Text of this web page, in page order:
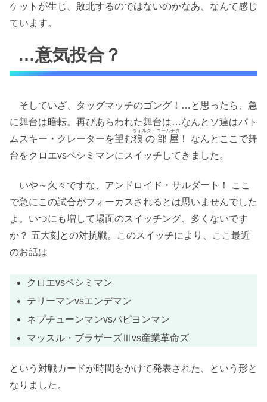
ケットが生じ、敗北するのではないのかなあ、なんて感じ
ています。
…意気投合？
そしていざ、タッグマッチのゴング！…と思ったら、急
に舞台は暗転。再びあらわれた舞台は…なんとソ連はパト
ムスキー・クレーターを望む狼の部屋
ヴォルグ・コームナタ
！ なんとここで舞
台をクロエvsペシミマンにスイッチしてきました。
いや～久々ですな、アンドロイド・サルダート！ ここ
で急にこの試合がフォーカスされるとは思いませんでした
よ。いつにも増して場面のスイッチング、多くないです
か？ 五大刻との対抗戦。このスイッチにより、ここ最近
のお話は
クロエvsペシミマン
テリーマンvsエンデマン
ネプチューンマンvsパピヨンマン
マッスル・ブラザーズⅢvs産業革命ズ
という対戦カードが時間をかけて発表された、という形と
なりました。